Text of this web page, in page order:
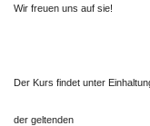
Wir freuen uns auf sie!
Der Kurs findet unter
der geltenden